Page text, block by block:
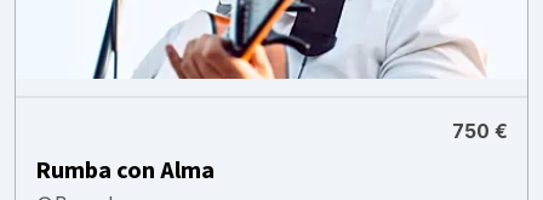
750 €
Rumba con Alma